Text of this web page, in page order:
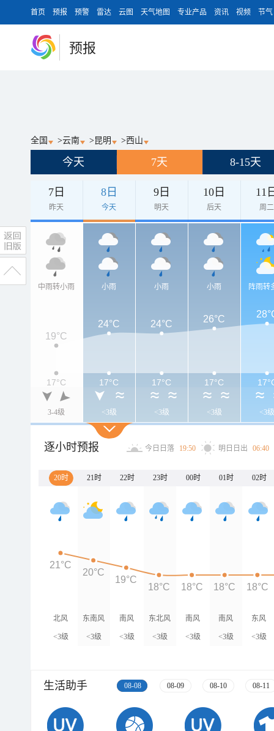
首页 预报 预警 雷达 云图 天气地图 专业产品 资讯 视频 节气
预报
全国 >云南 > 昆明 >西山
今天 7天 8-15天
7日
昨天
8日
今天
9日
明天
10日
后天
11
周二
中雨转小雨
3-4级
小雨
<3级
小雨
<3级
小雨
<3级
阵雨转
<3级
19°C
24°C 24°C 26°C
17°C 17°C 17°C 17°C
逐小时预报 今日日落 19:50 明日日出 06:40
20时 21时 22时 23时 00时 01时 02时
北风
<3级
东南风
<3级
南风
<3级
东北风
<3级
南风
<3级
南风
<3级
东风
<3级
21°C
20°C
19°C
18°C 18°C 18°C 18°C
生活助手 08-08 08-09 08-10 08-11